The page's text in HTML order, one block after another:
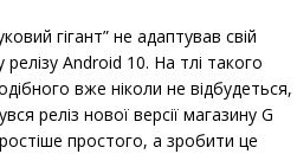
гігант” не адаптував свій
Android 10. На тлі такого
вже ніколи не відбудеться,
реліз нової версії магазину G
простого, а зробити це